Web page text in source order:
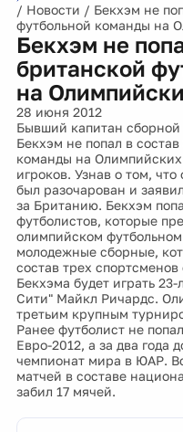
/ Новости / Бекхэм не
футбольной команды на
Бекхэм не
британской
на
28 июня 2012
Бывший капитан
Бекхэм не попал в
команды на
игроков. Узнав о том,
был разочарован и
за Британию. Бекхэм
футболистов, которые
олимпийском
молодежные сборные,
состав трех
Бекхэма будет играть
Сити" Майкл Ричардс.
третьим крупным
Ранее футболист не
Евро-2012, а за два года
чемпионат мира в ЮАР.
матчей в составе
забил 17 мячей.